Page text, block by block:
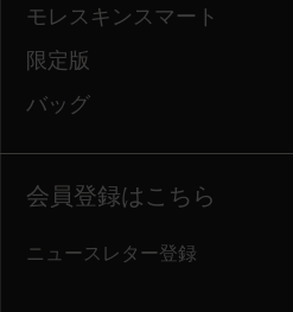
モレスキンスマート
限定版
バッグ
会員登録はこちら
ニュースレター登録